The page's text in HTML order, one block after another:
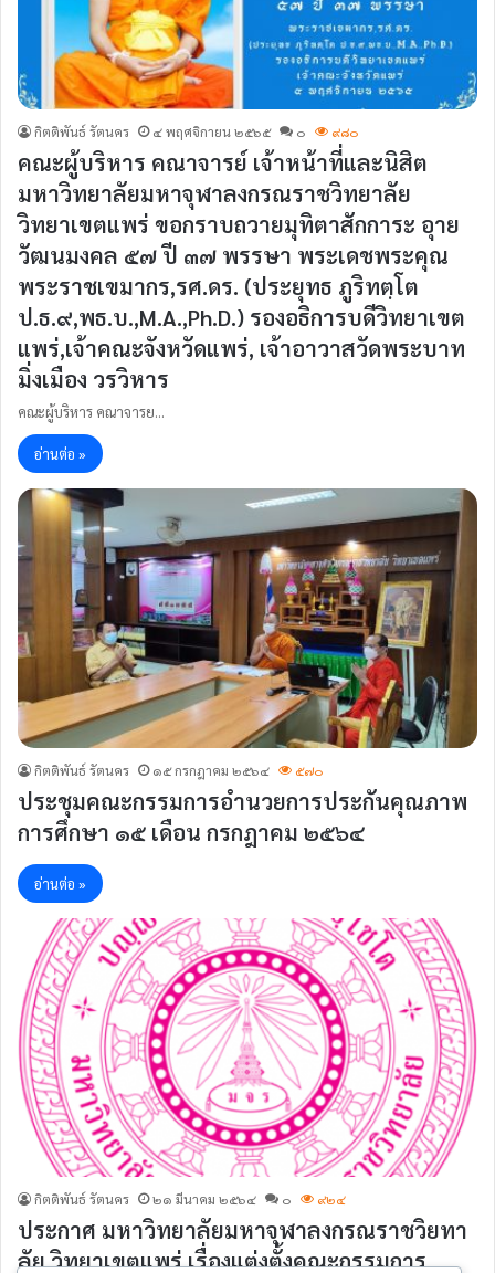
กิตติพันธ์ รัตนคร ๔ พฤศจิกายน ๒๕๖๕ ๐ ๙๘๐
คณะผู้บริหาร คณาจารย์ เจ้าหน้าที่และนิสิต
มหาวิทยาลัยมหาจุฬาลงกรณราชวิทยาลัย
วิทยาเขตแพร่ ขอกราบถวายมุทิตาสักการะ อุาย
วัฒนมงคล ๕๗ ปี ๓๗ พรรษา พระเดชพระคุณ
พระราชเขมากร,รศ.ดร. (ประยุทธ ภูริทตฺโต
ป.ธ.๙,พธ.บ.,M.A.,Ph.D.) รองอธิการบดีวิทยาเขต
แพร่,เจ้าคณะจังหวัดแพร่, เจ้าอาวาสวัดพระบาท
มิ่งเมือง วรวิหาร
คณะผู้บริหาร คณาจารย…
อ่านต่อ »
กิตติพันธ์ รัตนคร ๑๕ กรกฎาคม ๒๕๖๔ ๕๗๐
ประชุมคณะกรรมการอำนวยการประกันคุณภาพ
การศึกษา ๑๕ เดือน กรกฎาคม ๒๕๖๔
อ่านต่อ »
กิตติพันธ์ รัตนคร ๒๑ มีนาคม ๒๕๖๔ ๐ ๙๒๔
ประกาศ มหาวิทยาลัยมหาจุฬาลงกรณราชวิยทา
ลัย วิทยาเขตแพร่ เรื่องแต่งตั้งคณะกรรมการ